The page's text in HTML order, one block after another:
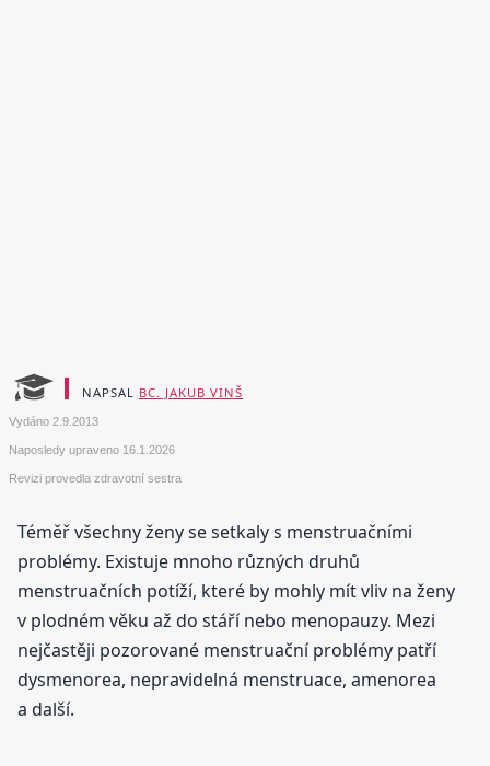
NAPSAL BC. JAKUB VINŠ
Vydáno 2.9.2013
Naposledy upraveno 16.1.2026
Revizi provedla zdravotní sestra
Téměř všechny ženy se setkaly s menstruačními
problémy. Existuje mnoho různých druhů
menstruačních potíží, které by mohly mít vliv na ženy
v plodném věku až do stáří nebo menopauzy. Mezi
nejčastěji pozorované menstruační problémy patří
dysmenorea, nepravidelná menstruace, amenorea
a další.